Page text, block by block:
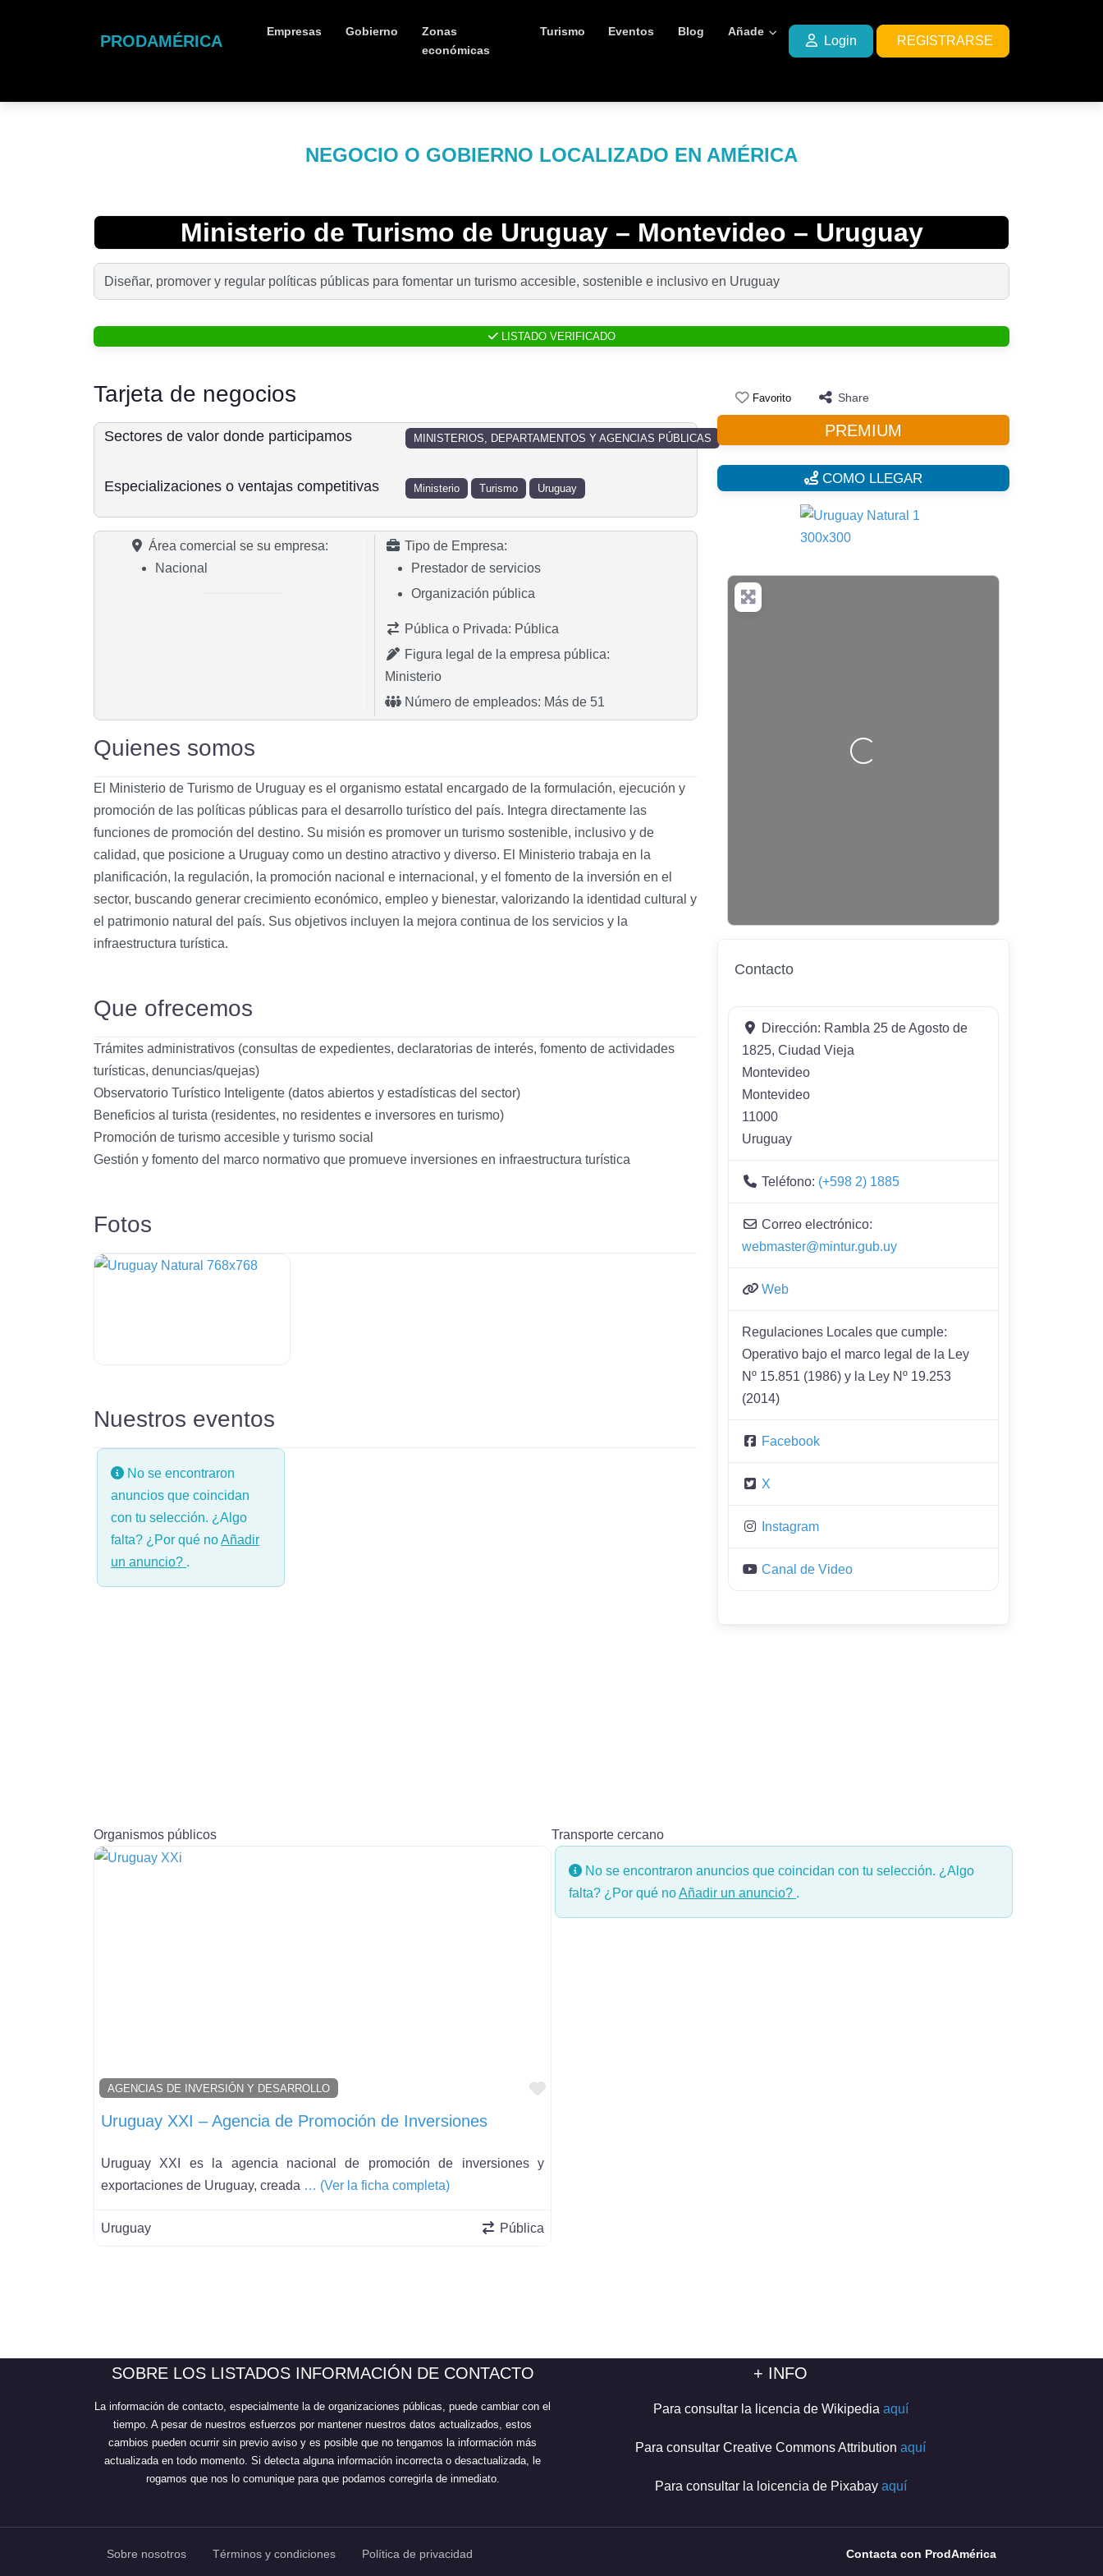
PRODAMÉRICA
Empresas Gobierno
Zonas
económicas
Turismo Eventos Blog Añade
Login REGISTRARSE
NEGOCIO O GOBIERNO LOCALIZADO EN AMÉRICA
Ministerio de Turismo de Uruguay – Montevideo – Uruguay
Diseñar, promover y regular políticas públicas para fomentar un turismo accesible, sostenible e inclusivo en Uruguay
LISTADO VERIFICADO
Tarjeta de negocios
Sectores de valor donde participamos MINISTERIOS, DEPARTAMENTOS Y AGENCIAS PÚBLICAS
Especializaciones o ventajas competitivas Ministerio Turismo Uruguay
Área comercial se su empresa:
Nacional
Tipo de Empresa:
Prestador de servicios
Organización pública
Pública o Privada: Pública
Figura legal de la empresa pública:
Ministerio
Número de empleados: Más de 51
Quienes somos
El Ministerio de Turismo de Uruguay es el organismo estatal encargado de la formulación, ejecución y
promoción de las políticas públicas para el desarrollo turístico del país. Integra directamente las
funciones de promoción del destino. Su misión es promover un turismo sostenible, inclusivo y de
calidad, que posicione a Uruguay como un destino atractivo y diverso. El Ministerio trabaja en la
planificación, la regulación, la promoción nacional e internacional, y el fomento de la inversión en el
sector, buscando generar crecimiento económico, empleo y bienestar, valorizando la identidad cultural y
el patrimonio natural del país. Sus objetivos incluyen la mejora continua de los servicios y la
infraestructura turística.
Que ofrecemos
Trámites administrativos (consultas de expedientes, declaratorias de interés, fomento de actividades
turísticas, denuncias/quejas)
Observatorio Turístico Inteligente (datos abiertos y estadísticas del sector)
Beneficios al turista (residentes, no residentes e inversores en turismo)
Promoción de turismo accesible y turismo social
Gestión y fomento del marco normativo que promueve inversiones en infraestructura turística
Fotos
Nuestros eventos
No se encontraron
anuncios que coincidan
con tu selección. ¿Algo
falta? ¿Por qué noAñadir
un anuncio? .
Favorito Share
PREMIUM
COMO LLEGAR
Cargando…
Contacto
Dirección: Rambla 25 de Agosto de
1825, Ciudad Vieja
Montevideo
Montevideo
11000
Uruguay
Teléfono: (+598 2) 1885
Correo electrónico:
webmaster@mintur.gub.uy
Web
Regulaciones Locales que cumple:
Operativo bajo el marco legal de la Ley
Nº 15.851 (1986) y la Ley Nº 19.253
(2014)
Facebook
X
Instagram
Canal de Video
Organismos públicos
AGENCIAS DE INVERSIÓN Y DESARROLLO
Favorito
Uruguay XXI – Agencia de Promoción de Inversiones
Uruguay XXI es la agencia nacional de promoción de inversiones y
exportaciones de Uruguay, creada … (Ver la ficha completa)
Uruguay Pública
Transporte cercano
No se encontraron anuncios que coincidan con tu selección. ¿Algo
falta? ¿Por qué noAñadir un anuncio? .
SOBRE LOS LISTADOS INFORMACIÓN DE CONTACTO
La información de contacto, especialmente la de organizaciones públicas, puede cambiar con el
tiempo. A pesar de nuestros esfuerzos por mantener nuestros datos actualizados, estos
cambios pueden ocurrir sin previo aviso y es posible que no tengamos la información más
actualizada en todo momento. Si detecta alguna información incorrecta o desactualizada, le
rogamos que nos lo comunique para que podamos corregirla de inmediato.
+ INFO
Para consultar la licencia de Wikipedia aquí
Para consultar Creative Commons Attribution aquí
Para consultar la loicencia de Pixabay aquí
Sobre nosotros Términos y condiciones Política de privacidad Contacta con ProdAmérica